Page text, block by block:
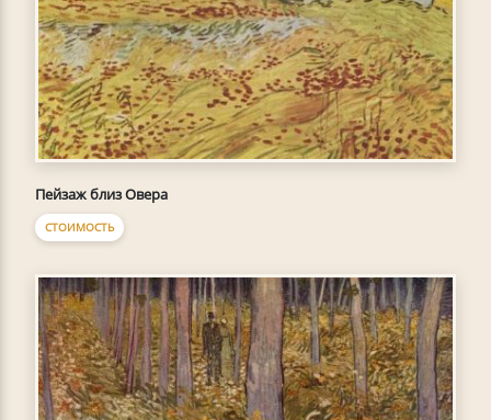
Пейзаж близ Овера
СТОИМОСТЬ